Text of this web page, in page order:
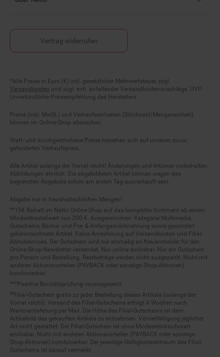
Vertrag widerrufen
Fußnoten
Versandkosten und zzgl. evtl. anfallender Versandkostenzuschläge. UVP:
Unverbindliche Preisempfehlung des Herstellers.
können im Online-Shop abweichen.
geforderten Verkaufspreis.
Abbildungen ähnlich. Die abgebildeten Artikel können wegen des
begrenzten Angebots schon am ersten Tag ausverkauft sein.
Mindestbestellwert von 200 €. Ausgenommen: Kategorie Multimedia,
Gutscheine, Bücher und Pre- & Anfangsmilchnahrung sowie gesondert
gekennzeichnete Artikel. Keine Anrechnung auf Versandkosten und Filial-
Abholservices. Der Gutschein wird nur einmalig an Neuanmelder für den
Online-Shop-Newsletter versendet. Nur online einlösbar. Nur ein Gutschein
pro Person und Bestellung. Restbeträge werden nicht ausgezahlt. Nicht mit
anderen Aktionsvorteilen (PAYBACK oder sonstige Shop-Aktionen)
kombinierbar.
²⁰Filial-Gutschein gratis zu jeder Bestellung dieses Artikels (solange der
Vorrat reicht). Versand des Filial-Gutscheins erfolgt 4 Wochen nach
Warenanlieferung per Mail. Die Höhe des Filial-Gutscheins ist dem
Artikelbild des gekauften Artikels zu entnehmen. Vervielfältigung jeglicher
Art nicht gestattet. Der Filial-Gutschein ist ohne Mindesteinkaufswert
einlösbar. Nicht mit anderen Aktionsvorteilen (PAYBACK oder sonstige
Shop-Aktionen) kombinierbar. Der jeweilige Gültigkeitszeitraum des Filial-
Gutscheins ist darauf vermerkt.